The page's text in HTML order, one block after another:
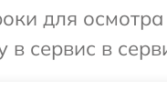
для
сервис в